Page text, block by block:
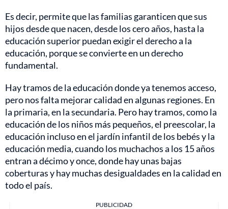
Es decir, permite que las familias garanticen que sus
hijos desde que nacen, desde los cero años, hasta la
educación superior puedan exigir el derecho a la
educación, porque se convierte en un derecho
fundamental.
Hay tramos de la educación donde ya tenemos acceso,
pero nos falta mejorar calidad en algunas regiones. En
la primaria, en la secundaria. Pero hay tramos, como la
educación de los niños más pequeños, el preescolar, la
educación incluso en el jardín infantil de los bebés y la
educación media, cuando los muchachos a los 15 años
entran a décimo y once, donde hay unas bajas
coberturas y hay muchas desigualdades en la calidad en
todo el país.
PUBLICIDAD